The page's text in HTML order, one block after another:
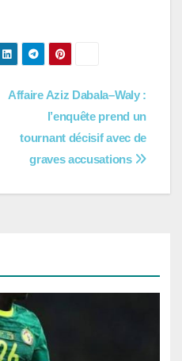
Affaire Aziz Dabala–Waly :
l’enquête prend un
tournant décisif avec de
graves accusations